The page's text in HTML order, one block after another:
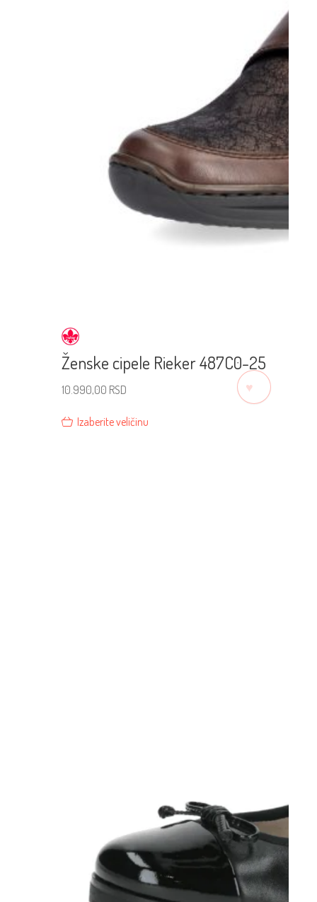
Ženske cipele Rieker 487C0-25
10.990,00 RSD
Izaberite veličinu